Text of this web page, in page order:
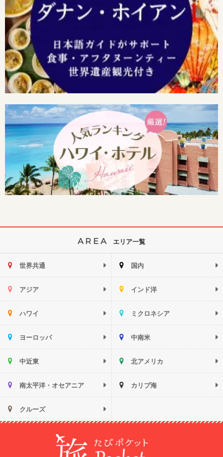
AREA エリア一覧
世界共通 国内
アジア インド洋
ハワイ ミクロネシア
ヨーロッパ 中南米
中近東 北アメリカ
南太平洋・オセアニア カリブ海
クルーズ